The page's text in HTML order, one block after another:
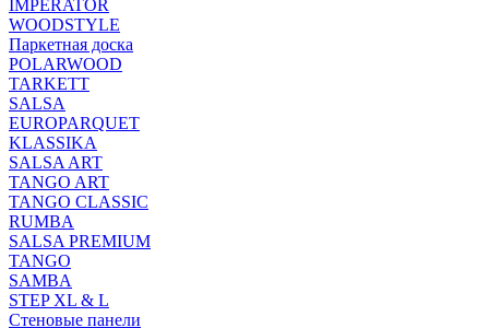
IMPERATOR
WOODSTYLE
Паркетная доска
POLARWOOD
TARKETT
SALSA
EUROPARQUET
KLASSIKA
SALSA ART
TANGO ART
TANGO CLASSIC
RUMBA
SALSA PREMIUM
TANGO
SAMBA
STEP XL & L
Стеновые панели